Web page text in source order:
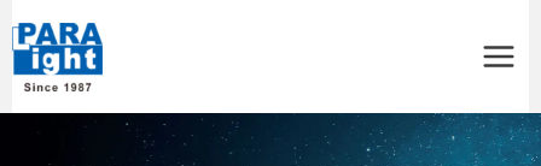
Menu